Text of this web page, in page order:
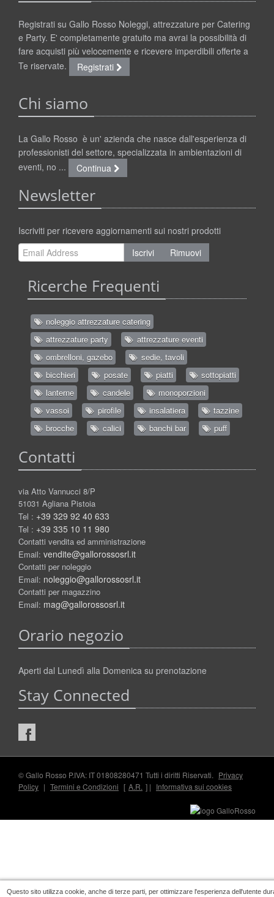
Questo sito utilizza cookie, anche di terze parti, per ottimizzare l'esperienza dell'utente
Registrati su Gallo Rosso Noleggi, attrezzature per Catering
e Party. E' completamente gratuito ma avrai la possibilità di
fare acquisti più velocemente e ricevere imperdibili offerte a
Te riservate.
Registrati
Chi siamo
La Gallo Rosso è un' azienda che nasce dall'esperienza di
professionisti del settore, specializzata in ambientazioni di
eventi, no ...
Continua
Newsletter
Iscriviti per ricevere aggiornamenti sui nostri prodotti
Iscrivi
Rimuovi
Ricerche Frequenti
noleggio attrezzature catering
attrezzature party
attrezzature eventi
ombrelloni, gazebo
sedie, tavoli
bicchieri
posate piatti
sottopiatti
lanterne
candele
monoporzioni
vassoi
pirofile insalatiera
tazzine
brocche
calici banchi bar puff
Contatti
via Atto Vannucci 8/P
51031 Agliana Pistoia
Tel : +39 329 92 40 633
Tel : +39 335 10 11 980
Contatti vendita ed amministrazione
Email: vendite@gallorossosrl.it
Contatti per noleggio
Email: noleggio@gallorossosrl.it
Contatti per magazzino
Email: mag@gallorossosrl.it
Orario negozio
Aperti dal Lunedì alla Domenica su prenotazione
Stay Connected
© Gallo Rosso P.IVA: IT 01808280471 Tutti i diritti Riservati. Privacy
Policy | Termini e Condizioni [ A.R. ] | Informativa sui cookies